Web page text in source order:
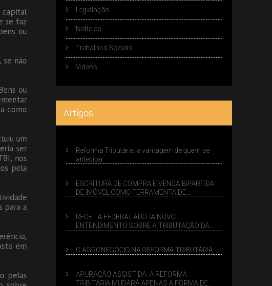
capital
se faz
ou
se não
ou
como
um
ser
nos
pela
para a
em
pelas
Legislação
Notícias
Trabalhos Sociais
Vídeos
Artigos
Reforma Tributária: a vantagem de quem se
antecipa
ESCRITURA DE COMPRA E VENDA BIPARTIDA
DE IMÓVEL COMO FERRAMENTA DE
RECEITA FEDERAL ADOTA NOVO
ENTENDIMENTO SOBRE A TRIBUTAÇÃO DA
O AGRONEGÓCIO NA REFORMA TRIBUTÁRIA
APURAÇÃO ASSISTIDA: A REFORMA
TRIBITÁRIA MUDARÁ APENAS A FORMA DE